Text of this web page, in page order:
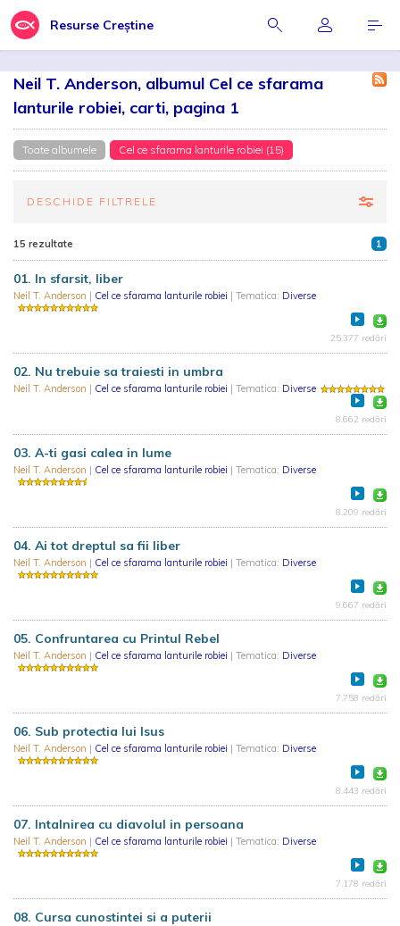
Resurse Creștine
Neil T. Anderson, albumul Cel ce sfarama
lanturile robiei, carti, pagina 1
Toate albumele Cel ce sfarama lanturile robiei (15)
DESCHIDE FILTRELE
15 rezultate 1
01. In sfarsit, liber
Neil T. Anderson | Cel ce sfarama lanturile robiei | Tematica: Diverse
25.377 redări
02. Nu trebuie sa traiesti in umbra
Neil T. Anderson | Cel ce sfarama lanturile robiei | Tematica: Diverse
8.662 redări
03. A-ti gasi calea in lume
Neil T. Anderson | Cel ce sfarama lanturile robiei | Tematica: Diverse
8.209 redări
04. Ai tot dreptul sa fii liber
Neil T. Anderson | Cel ce sfarama lanturile robiei | Tematica: Diverse
9.667 redări
05. Confruntarea cu Printul Rebel
Neil T. Anderson | Cel ce sfarama lanturile robiei | Tematica: Diverse
7.758 redări
06. Sub protectia lui Isus
Neil T. Anderson | Cel ce sfarama lanturile robiei | Tematica: Diverse
8.443 redări
07. Intalnirea cu diavolul in persoana
Neil T. Anderson | Cel ce sfarama lanturile robiei | Tematica: Diverse
7.178 redări
08. Cursa cunostintei si a puterii